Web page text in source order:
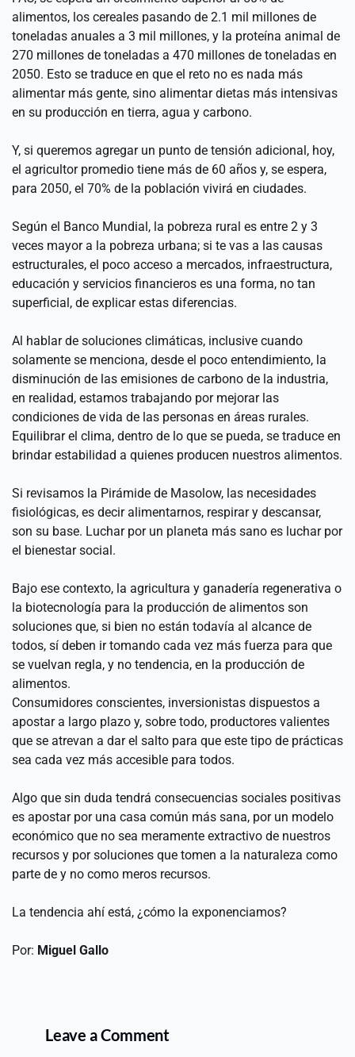
alimentos, los cereales pasando de 2.1 mil millones de
toneladas anuales a 3 mil millones, y la proteína animal de
270 millones de toneladas a 470 millones de toneladas en
2050. Esto se traduce en que el reto no es nada más
alimentar más gente, sino alimentar dietas más intensivas
en su producción en tierra, agua y carbono.
Y, si queremos agregar un punto de tensión adicional, hoy,
el agricultor promedio tiene más de 60 años y, se espera,
para 2050, el 70% de la población vivirá en ciudades.
Según el Banco Mundial, la pobreza rural es entre 2 y 3
veces mayor a la pobreza urbana; si te vas a las causas
estructurales, el poco acceso a mercados, infraestructura,
educación y servicios financieros es una forma, no tan
superficial, de explicar estas diferencias.
Al hablar de soluciones climáticas, inclusive cuando
solamente se menciona, desde el poco entendimiento, la
disminución de las emisiones de carbono de la industria,
en realidad, estamos trabajando por mejorar las
condiciones de vida de las personas en áreas rurales.
Equilibrar el clima, dentro de lo que se pueda, se traduce en
brindar estabilidad a quienes producen nuestros alimentos.
Si revisamos la Pirámide de Masolow, las necesidades
fisiológicas, es decir alimentarnos, respirar y descansar,
son su base. Luchar por un planeta más sano es luchar por
el bienestar social.
Bajo ese contexto, la agricultura y ganadería regenerativa o
la biotecnología para la producción de alimentos son
soluciones que, si bien no están todavía al alcance de
todos, sí deben ir tomando cada vez más fuerza para que
se vuelvan regla, y no tendencia, en la producción de
alimentos.
Consumidores conscientes, inversionistas dispuestos a
apostar a largo plazo y, sobre todo, productores valientes
que se atrevan a dar el salto para que este tipo de prácticas
sea cada vez más accesible para todos.
Algo que sin duda tendrá consecuencias sociales positivas
es apostar por una casa común más sana, por un modelo
económico que no sea meramente extractivo de nuestros
recursos y por soluciones que tomen a la naturaleza como
parte de y no como meros recursos.
La tendencia ahí está, ¿cómo la exponenciamos?
Por: Miguel Gallo
Leave a Comment